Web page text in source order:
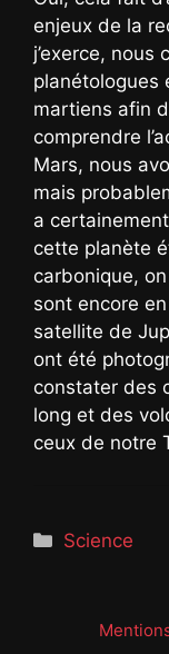
enjeux de la
j’exerce, nous
planétologues
martiens afin
comprendre
Mars, nous
mais
a
cette planète
carbonique,
sont encore
satellite de
ont été
constater des
long et des
ceux de notre
Catégories
Science